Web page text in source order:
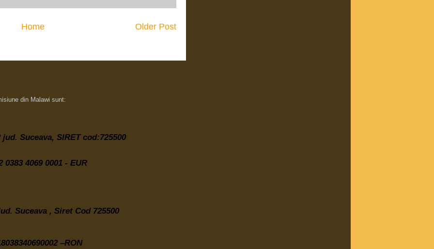
Older Post
Home
din Malawi sunt:
Suceava, SIRET cod:725500
0383 4069 0001 - EUR
Suceava , Siret Cod 725500
–RON